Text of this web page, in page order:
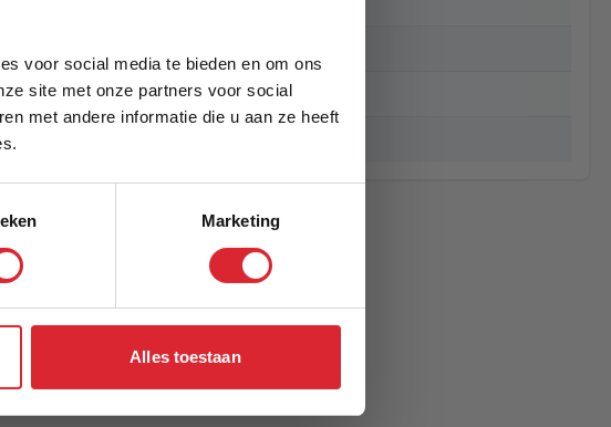
voor social media te bieden en om ons
site met onze partners voor social
met andere informatie die u aan ze heeft
Marketing
Alles toestaan
200 cm